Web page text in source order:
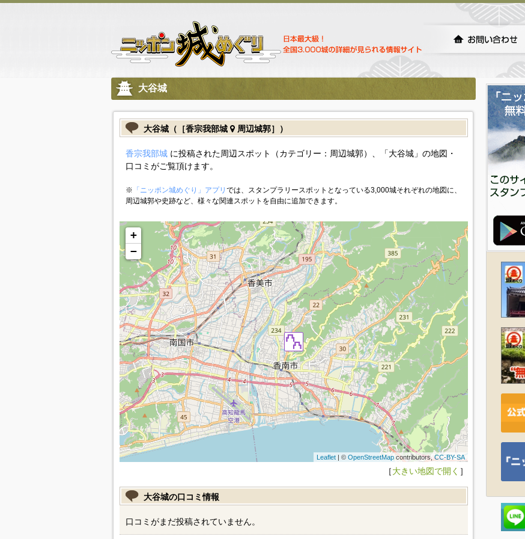
大谷城
大谷城（［香宗我部城 周辺城郭］）
香宗我部城に投稿された周辺スポット（カテゴリー：周辺城郭）、「大谷城」の地図・
口コミがご覧頂けます。
※ 「ニッポン城めぐり」アプリ では、スタンプラリースポットとなっている3,000城それぞれの地図に、
周辺城郭や史跡など、様々な関連スポットを自由に追加できます。
+
−
Leaflet| © OpenStreetMapcontributors,CC-BY-SA
［大きい地図で開く ］
大谷城の口コミ情報
口コミがまだ投稿されていません。